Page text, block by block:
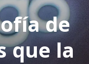
de
que la